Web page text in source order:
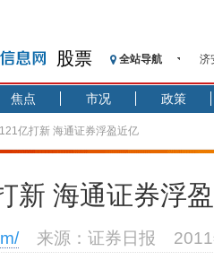
股票 全站导航
济
【
济
在
基
焦点 市况 政策
亿打新 海通证券浮盈近亿
新 海通证券浮
来源：证券日报